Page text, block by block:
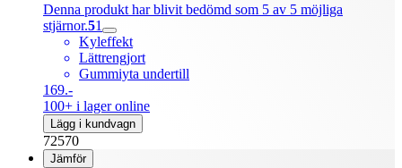
Denna produkt har blivit bedömd som 5 av 5 möjliga
stjärnor.51
Kyleffekt
Lättrengjort
Gummiyta undertill
169.-
100+ i lager online
Lägg i kundvagn
72570
Jämför